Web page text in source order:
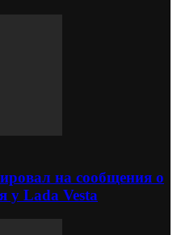
на сообщения о
у Lada Vesta